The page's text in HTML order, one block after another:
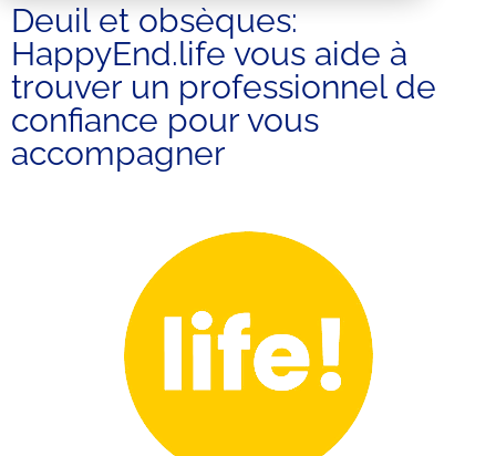
Deuil et obsèques:
HappyEnd.life vous aide à
trouver un professionnel de
confiance pour vous
accompagner